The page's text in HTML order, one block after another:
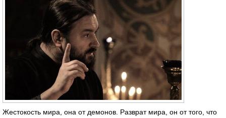
Жестокость мира, она от демонов. Разврат мира, он от того, что